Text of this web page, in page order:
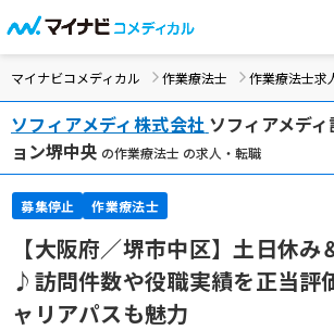
マイナビコメディカル 作業療法士 作業療法士求
ソフィアメディ株式会社 ソフィアメデ
ョン堺中央 の作業療法士 の求人・転職
募集停止 作業療法士
【大阪府／堺市中区】土日休み
♪訪問件数や役職実績を正当評
ャリアパスも魅力